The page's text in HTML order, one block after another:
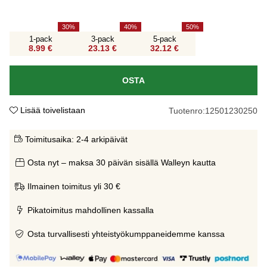
1-pack
8.99 €
30
3-pack
23.13 €
40
5-pack
32.12 €
50
OSTA
Lisää toivelistaan Tuotenro:12501230250
Toimitusaika: 2-4 arkipäivät
Osta nyt – maksa 30 päivän sisällä Walleyn kautta
Ilmainen toimitus yli 30 €
Pikatoimitus mahdollinen kassalla
Osta turvallisesti yhteistyökumppaneidemme kanssa